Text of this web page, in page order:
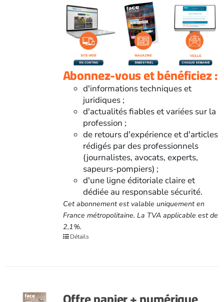
Abonnez-vous et bénéficiez :
d'informations techniques et
juridiques ;
d'actualités fiables et variées sur la
profession ;
de retours d'expérience et d'articles
rédigés par des professionnels
(journalistes, avocats, experts,
sapeurs-pompiers) ;
d'une ligne éditoriale claire et
dédiée au responsable sécurité.
Cet abonnement est valable uniquement en
France métropolitaine. La TVA applicable est de
2,1%.
Détails